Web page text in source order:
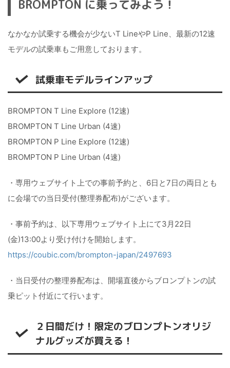
BROMPTON に乗ってみよう！
なかなか試乗する機会が少ないT LineやP Line、最新の12速
モデルの試乗車もご用意しております。
試乗車モデルラインアップ
BROMPTON T Line Explore (12速)
BROMPTON T Line Urban (4速)
BROMPTON P Line Explore (12速)
BROMPTON P Line Urban (4速)
・専用ウェブサイト上での事前予約と、6日と7日の両日とも
に会場での当日受付(整理券配布)がございます。
・事前予約は、以下専用ウェブサイト上にて3月22日
(金)13:00より受け付けを開始します。
https://coubic.com/brompton-japan/2497693
・当日受付の整理券配布は、開場直後からブロンプトンの試
乗ピット付近にて行います。
２日間だけ！限定のブロンプトンオリジ
ナルグッズが買える！